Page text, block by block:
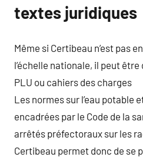
textes juridiques
Même si Certibeau n’est pas
l’échelle nationale, il peut
PLU ou cahiers des charges
Les normes sur l’eau potable
encadrées par le Code de la
arrêtés préfectoraux sur les
Certibeau permet donc de se